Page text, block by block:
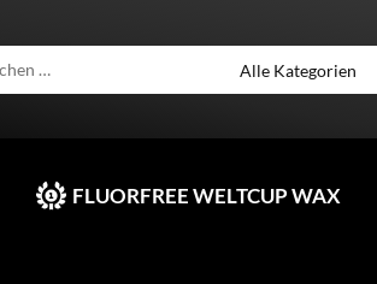
FLUORFREE WELTCUP WAX